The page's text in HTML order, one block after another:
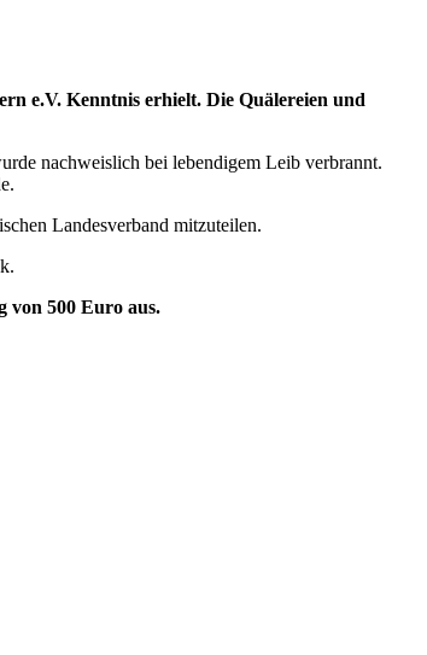
e.V. Kenntnis erhielt. Die Quälereien und
nachweislich bei lebendigem Leib verbrannt.
Landesverband mitzuteilen.
von 500 Euro aus.